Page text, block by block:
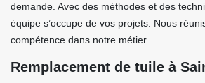
demande. Avec des méthodes et des
équipe s’occupe de vos projets. Nous
compétence dans notre métier.
Remplacement de tuile à